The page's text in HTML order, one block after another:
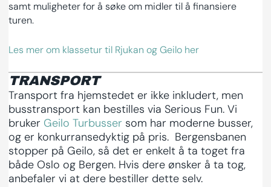
samt muligheter for å søke om midler til å finansiere
turen.
Les mer om klassetur til Rjukan og Geilo her
TRANSPORT
Transport fra hjemstedet er ikke inkludert, men
busstransport kan bestilles via Serious Fun. Vi
bruker Geilo Turbusser som har moderne busser,
og er konkurransedyktig på pris. Bergensbanen
stopper på Geilo, så det er enkelt å ta toget fra
både Oslo og Bergen. Hvis dere ønsker å ta tog,
anbefaler vi at dere bestiller dette selv.